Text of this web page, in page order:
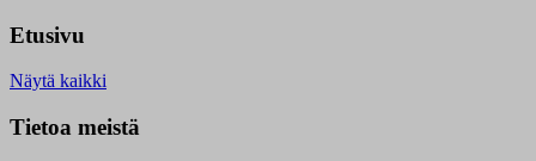
Etusivu
Näytä kaikki
Tietoa meistä